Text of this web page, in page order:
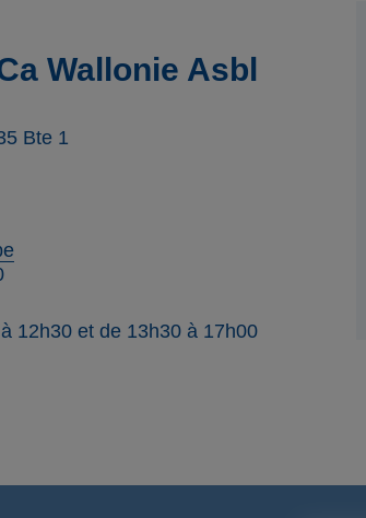
Wallonie Asbl
Bte 1
12h30 et de 13h30 à 17h00